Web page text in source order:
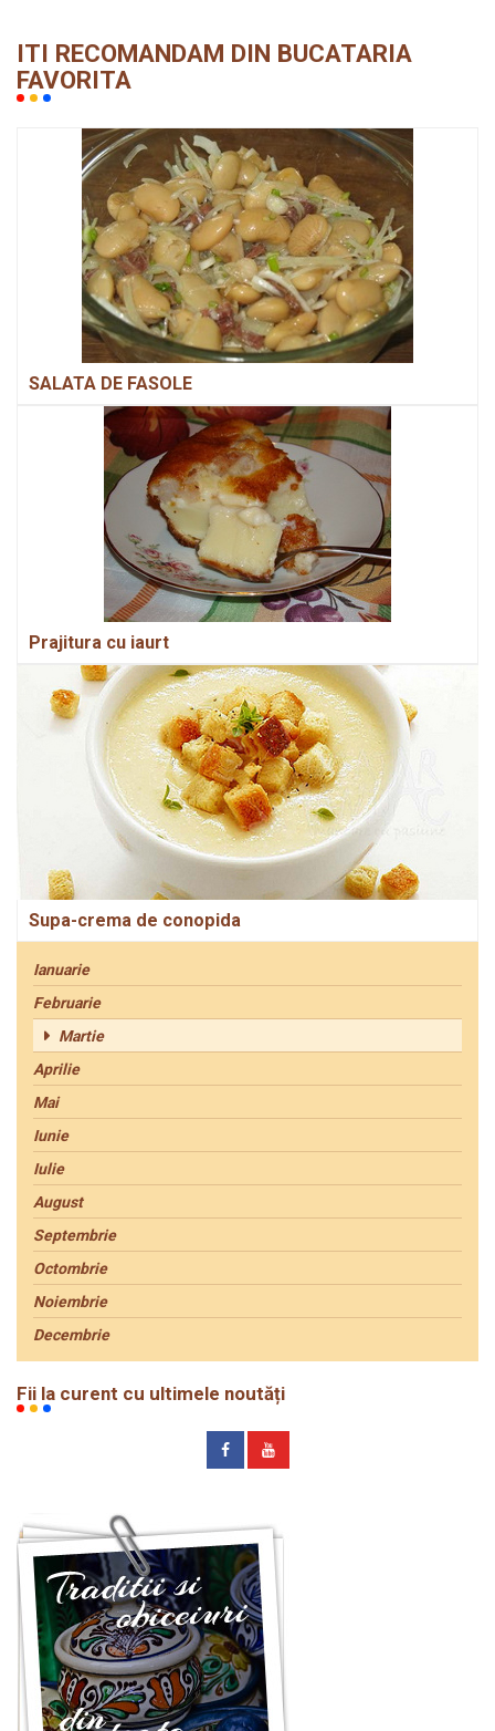
ITI RECOMANDAM DIN BUCATARIA
FAVORITA
SALATA DE FASOLE
Prajitura cu iaurt
Supa-crema de conopida
Ianuarie
Februarie
Martie
Aprilie
Mai
Iunie
Iulie
August
Septembrie
Octombrie
Noiembrie
Decembrie
Fii la curent cu ultimele noutăți